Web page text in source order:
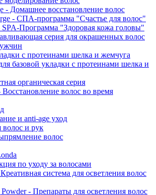
- Домашнее восстановление волос
- СПА-программа "Счастье для волос"
Программа "Здоровая кожа головы"
серия для окрашенных волос
с протеинами шелка и жемчуга
базовой укладки с протеинами шелка и
органическая серия
волос во время
и anti-age уход
волос и рук
волос
по уходу за волосами
система для осветления волос
- Препараты для осветления волос